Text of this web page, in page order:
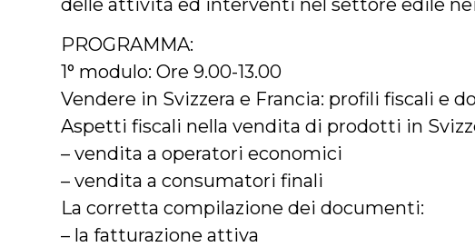
PROGRAMMA:
1° modulo: Ore 9.00-13.00
Vendere in Svizzera e Francia: profili fiscali e
Aspetti fiscali nella vendita di prodotti in
– vendita a operatori economici
– vendita a consumatori finali
La corretta compilazione dei documenti:
– la fatturazione attiva